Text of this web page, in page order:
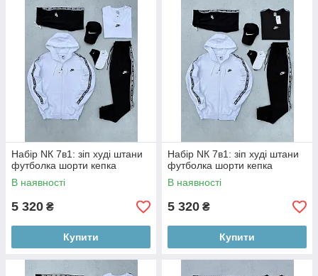
Набір NК 7в1: зіп худі штани
футболка шорти кепка
В наявності
5 320 ₴
Купити
Набір NК 7в1: зіп худі штани
футболка шорти кепка
В наявності
5 320 ₴
Купити